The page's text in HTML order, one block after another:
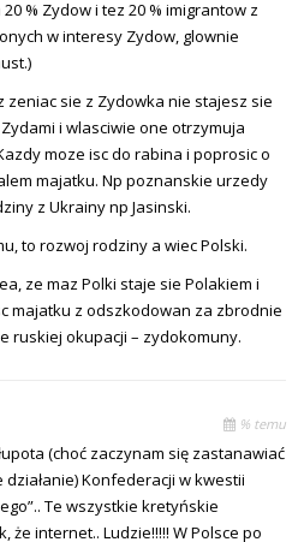
% Zydow i tez 20 % imigrantow z
w interesy Zydow, glownie
zeniac sie z Zydowka nie stajesz sie
i wlasciwie one otrzymuja
moze isc do rabina i poprosic o
majatku. Np poznanskie urzedy
z Ukrainy np Jasinski.
to rozwoj rodziny a wiec Polski.
ze maz Polki staje sie Polakiem i
majatku z odszkodowan za zbrodnie
ruskiej okupacji – zydokomuny.
% temu
(choć zaczynam się zastanawiać
działanie) Konfederacji w kwestii
Te wszystkie kretyńskie
że internet.. Ludzie!!!!! W Polsce po